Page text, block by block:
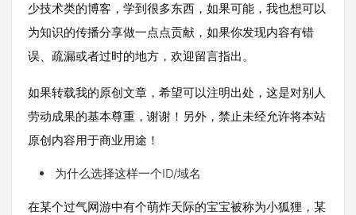
少技术类的博客，学到很多东西，如果可能，我也想可以
为知识的传播分享做一点点贡献，如果你发现内容有错
误、疏漏或者过时的地方，欢迎留言指出。
如果转载我的原创文章，希望可以注明出处，这是对别人
劳动成果的基本尊重，谢谢！另外，禁止未经允许将本站
原创内容用于商业用途！
为什么选择这样一个ID/域名
在某个过气网游中有个萌炸天际的宝宝被称为小狐狸，某